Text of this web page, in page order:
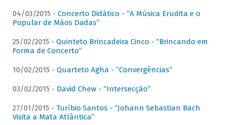
04/03/2015 - Concerto Didático - “A Música Erudita e o
Popular de Mãos Dadas”
25/02/2015 - Quinteto Brincadeira Cinco - “Brincando em
Forma de Concerto”
10/02/2015 - Quarteto Agha - “Convergências”
03/02/2015 - David Chew - “Intersecção”
27/01/2015 - Turíbio Santos - “Johann Sebastian Bach
Visita a Mata Atlântica”